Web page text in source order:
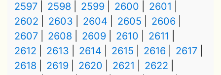
2597
2598 2599 2600
2601
2602
2603 2604 2605
2606
2607
2608 2609 2610
2611
2612
2613 2614 2615 2616
2617
2618
2619 2620 2621
2622